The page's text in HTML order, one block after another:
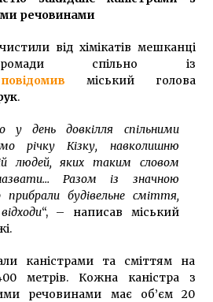
ago
речовинами
від хімікатів мешканці
спільно із
повідомив міський голова
.
у день довкілля спільними
річку Кізку, навколишню
людей, яких таким словом
Разом із значною
прибрали будівельне сміття,
“, – написав міський
каністрами та сміттям на
метрів. Кожна каністра з
речовинами має об’єм 20